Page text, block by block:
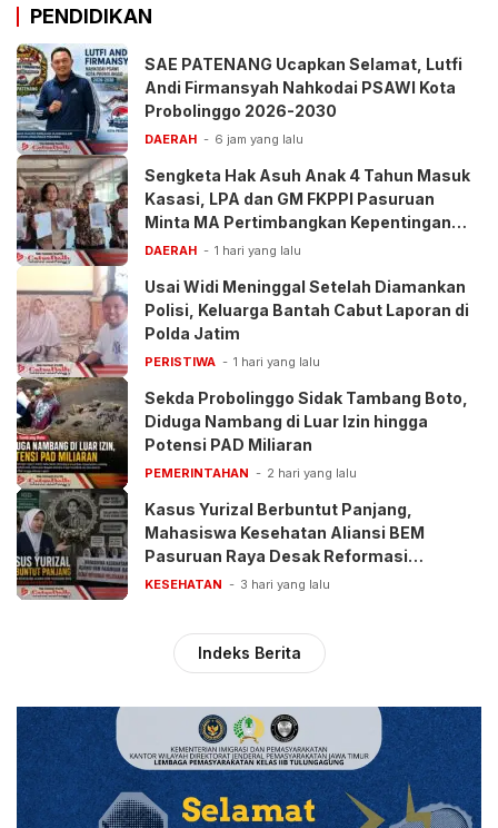
PENDIDIKAN
SAE PATENANG Ucapkan Selamat, Lutfi
Andi Firmansyah Nahkodai PSAWI Kota
Probolinggo 2026-2030
DAERAH 6 jam yang lalu
Sengketa Hak Asuh Anak 4 Tahun Masuk
Kasasi, LPA dan GM FKPPI Pasuruan
Minta MA Pertimbangkan Kepentingan
Anak
DAERAH 1 hari yang lalu
Usai Widi Meninggal Setelah Diamankan
Polisi, Keluarga Bantah Cabut Laporan di
Polda Jatim
PERISTIWA 1 hari yang lalu
Sekda Probolinggo Sidak Tambang Boto,
Diduga Nambang di Luar Izin hingga
Potensi PAD Miliaran
PEMERINTAHAN 2 hari yang lalu
Kasus Yurizal Berbuntut Panjang,
Mahasiswa Kesehatan Aliansi BEM
Pasuruan Raya Desak Reformasi
Pelayanan BPJS
KESEHATAN 3 hari yang lalu
Indeks Berita